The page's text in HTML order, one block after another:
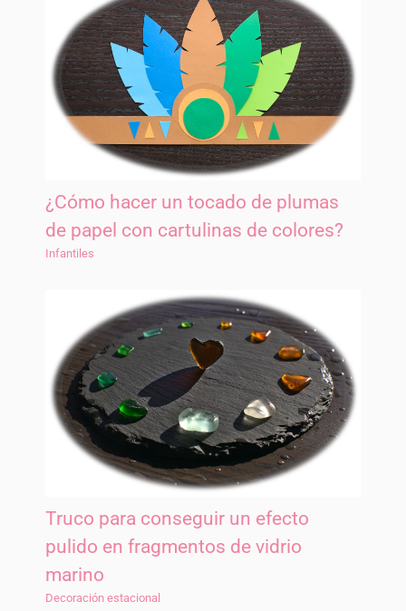
¿Cómo hacer un tocado de plumas
de papel con cartulinas de colores?
Infantiles
Truco para conseguir un efecto
pulido en fragmentos de vidrio
marino
Decoración estacional